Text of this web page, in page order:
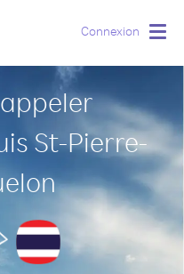
Connexion
St-Pierre-